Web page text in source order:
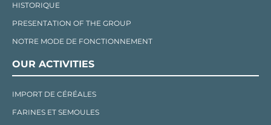
HISTORIQUE
PRESENTATION OF THE GROUP
NOTRE MODE DE FONCTIONNEMENT
OUR ACTIVITIES
IMPORT DE CÉRÉALES
FARINES ET SEMOULES